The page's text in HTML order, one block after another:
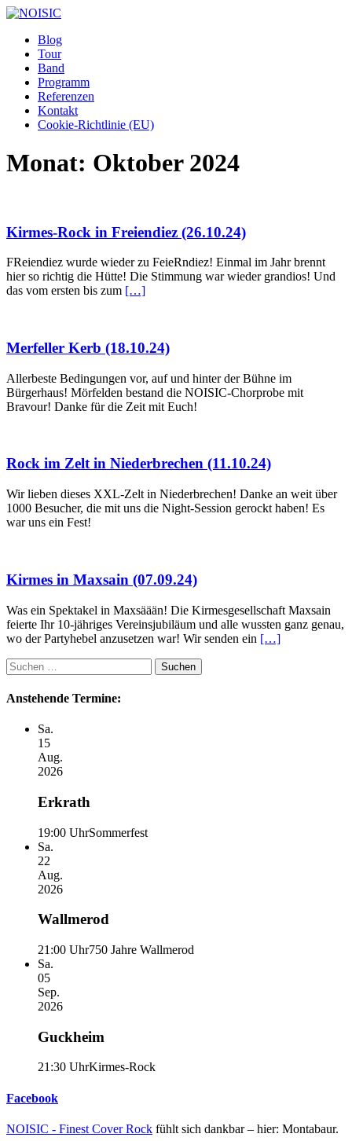
Blog
Tour
Band
Programm
Referenzen
Kontakt
Cookie-Richtlinie (EU)
Monat: Oktober 2024
Kirmes-Rock in Freiendiez (26.10.24)
FReiendiez wurde wieder zu FeieRndiez! Einmal im Jahr brennt
hier so richtig die Hütte! Die Stimmung war wieder grandios! Und
das vom ersten bis zum […]
Merfeller Kerb (18.10.24)
Allerbeste Bedingungen vor, auf und hinter der Bühne im
Bürgerhaus! Mörfelden bestand die NOISIC-Chorprobe mit
Bravour! Danke für die Zeit mit Euch!
Rock im Zelt in Niederbrechen (11.10.24)
Wir lieben dieses XXL-Zelt in Niederbrechen! Danke an weit über
1000 Besucher, die mit uns die Night-Session gerockt haben! Es
war uns ein Fest!
Kirmes in Maxsain (07.09.24)
Was ein Spektakel in Maxsäään! Die Kirmesgesellschaft Maxsain
feierte Ihr 10-jähriges Vereinsjubiläum und alle wussten ganz genau,
wo der Partyhebel anzusetzen war! Wir senden ein […]
Suchen
nach:
Anstehende Termine:
Sa.
15
Aug.
2026
Erkrath
19:00 UhrSommerfest
Sa.
22
Aug.
2026
Wallmerod
21:00 Uhr750 Jahre Wallmerod
Sa.
05
Sep.
2026
Guckheim
21:30 UhrKirmes-Rock
Facebook
NOISIC - Finest Cover Rock fühlt sich dankbar – hier: Montabaur.